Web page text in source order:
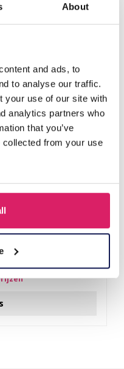
About
and ads, to
to analyse our traffic.
your use of our site with
analytics partners who
that you’ve
collected from your use
Scarf 70x70cm